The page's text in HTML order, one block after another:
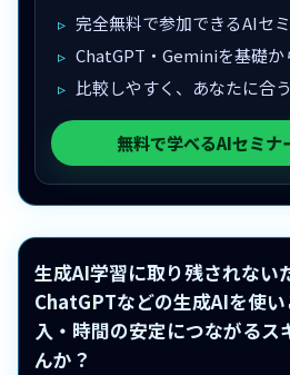
完全無料で参加できるAIセ
ChatGPT・Geminiを基礎か
比較しやすく、あなたに合
無料で学べるAIセミナ
生成AI学習に取り残されない
ChatGPTなどの生成AIを使
入・時間の安定につながるス
んか？